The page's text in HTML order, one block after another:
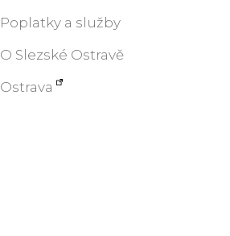
Poplatky a služby
O Slezské Ostravě
Ostrava